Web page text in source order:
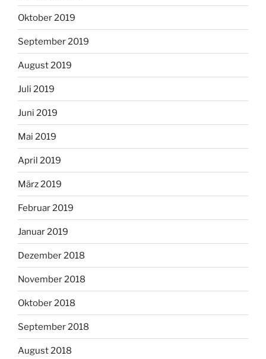
Oktober 2019
September 2019
August 2019
Juli 2019
Juni 2019
Mai 2019
April 2019
März 2019
Februar 2019
Januar 2019
Dezember 2018
November 2018
Oktober 2018
September 2018
August 2018